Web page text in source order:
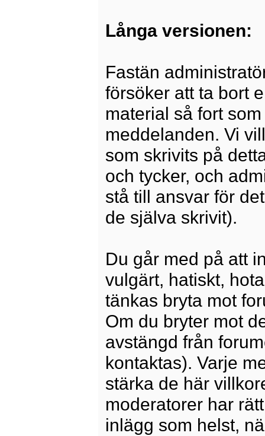
Långa versionen:
Fastän
försöker att ta bort
material så fort
meddelanden. Vi
som skrivits på
och tycker, och
stå till ansvar för
de själva skrivit).
Du går med på att
vulgärt, hatiskt,
tänkas bryta mot
Om du bryter mot
avstängd från
kontaktas). Varje
stärka de här
moderatorer har
inlägg som helst,